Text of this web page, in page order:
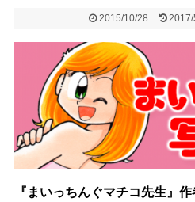
2015/10/28
『まいっちんぐマチコ先生』